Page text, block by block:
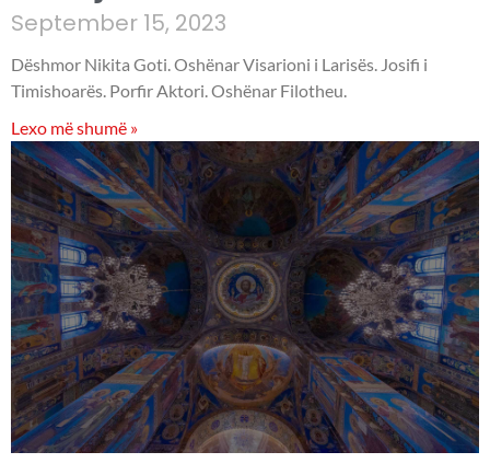
September 15, 2023
Dëshmor Nikita Goti. Oshënar Visarioni i Larisës. Josifi i
Timishoarës. Porfir Aktori. Oshënar Filotheu.
Lexo më shumë »